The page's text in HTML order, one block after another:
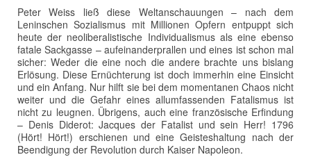
Peter Weiss ließ diese Weltanschauungen – nach dem
Leninschen Sozialismus mit Millionen Opfern entpuppt sich
heute der neoliberalistische Individualismus als eine ebenso
fatale Sackgasse – aufeinanderprallen und eines ist schon mal
sicher: Weder die eine noch die andere brachte uns bislang
Erlösung. Diese Ernüchterung ist doch immerhin eine Einsicht
und ein Anfang. Nur hilft sie bei dem momentanen Chaos nicht
weiter und die Gefahr eines allumfassenden Fatalismus ist
nicht zu leugnen. Übrigens, auch eine französische Erfindung
– Denis Diderot: Jacques der Fatalist und sein Herr! 1796
(Hört! Hört!) erschienen und eine Geisteshaltung nach der
Beendigung der Revolution durch Kaiser Napoleon.